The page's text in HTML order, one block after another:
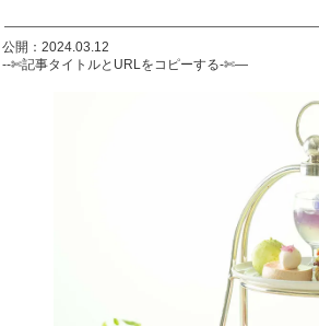
公開：2024.03.12
--✄記事タイトルとURLをコピーする-✄—